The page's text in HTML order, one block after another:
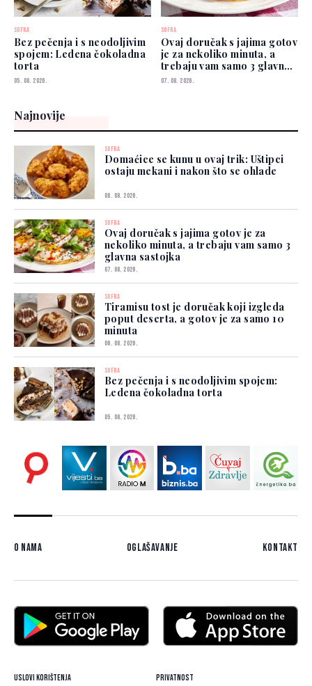
SOFRA
Bez pečenja i s neodoljivim
spojem: Ledena čokoladna
torta
05. 08. 2026.
SOFRA
Ovaj doručak s jajima gotov
je za nekoliko minuta, a
trebaju vam samo 3 glavna
sastojka
07. 08. 2026.
Najnovije
SOFRA
Domaćice se kunu u ovaj trik: Uštipci
ostaju mekani i nakon što se ohlade
08. 08. 2026.
SOFRA
Ovaj doručak s jajima gotov je za
nekoliko minuta, a trebaju vam samo 3
glavna sastojka
07. 08. 2026.
SOFRA
Tiramisu tost je doručak koji izgleda
poput deserta, a gotov je za samo 10
minuta
06. 08. 2026.
SOFRA
Bez pečenja i s neodoljivim spojem:
Ledena čokoladna torta
05. 08. 2026.
O nama Oglašavanje Kontakt
Uslovi korištenja Privatnost